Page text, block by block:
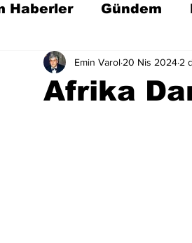
Haberler Gündem
Son Dakika Zaman
Afrika
Emin Varol 20 Nis 2024 2